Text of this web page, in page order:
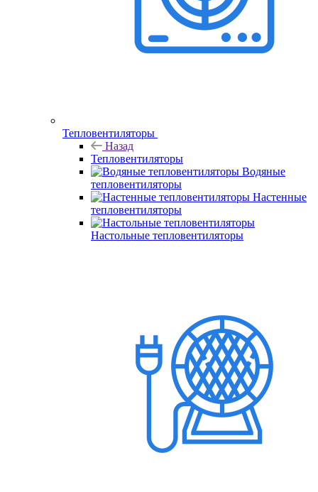
Тепловентиляторы
Назад
Тепловентиляторы
Водяные
тепловентиляторы
Настенные
тепловентиляторы
Настольные тепловентиляторы